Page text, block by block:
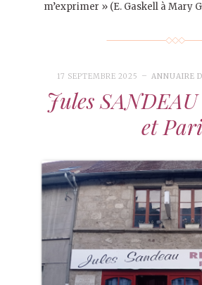
m’exprimer » (E. Gaskell à Mary
17 SEPTEMBRE 2025 ANNUAIRE
Jules
et